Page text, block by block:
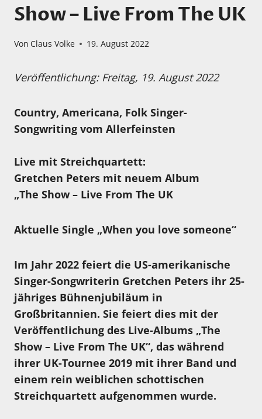
Show – Live From The UK
Von Claus Volke 19. August 2022
Veröffentlichung: Freitag, 19. August 2022
Country, Americana, Folk Singer-
Songwriting vom Allerfeinsten
Live mit Streichquartett:
Gretchen Peters mit neuem Album
„The Show – Live From The UK
Aktuelle Single „When you love someone“
Im Jahr 2022 feiert die US-amerikanische
Singer-Songwriterin Gretchen Peters ihr 25-
jähriges Bühnenjubiläum in
Großbritannien. Sie feiert dies mit der
Veröffentlichung des Live-Albums „The
Show – Live From The UK“, das während
ihrer UK-Tournee 2019 mit ihrer Band und
einem rein weiblichen schottischen
Streichquartett aufgenommen wurde.